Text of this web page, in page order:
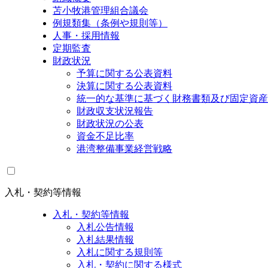
苫小牧港管理組合議会
例規類集（条例や規則等）
人事・採用情報
定期監査
財政状況
予算に関する公表資料
決算に関する公表資料
統一的な基準に基づく財務書類及び固定資
財政収支状況報告
財政状況の公表
資金不足比率
港湾整備事業経営戦略
入札・契約等情報
入札・契約等情報
入札公告情報
入札結果情報
入札に関する規則等
入札・契約に関する様式